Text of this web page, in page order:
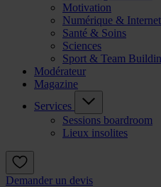
Motivation
Numérique & Internet
Santé & Soins
Sciences
Sport & Team
Modérateur
Magazine
Services
Sessions boardroom
Lieux insolites
Demander un devis